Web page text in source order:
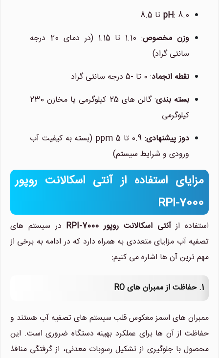
pH: 8.0 تا 8.5
وزن مخصوص
: 1.10 تا 1.15 (در دمای 20 درجه
سانتی گراد)
نقطه انجماد: 0 تا -5 درجه سانتی گراد
بسته بندی
: گالن های 25 کیلوگرمی یا مخازن 230
کیلوگرمی
دوز پیشنهادی
: 0.9 تا 5 ppm (بسته به کیفیت آب
ورودی و شرایط سیستم)
مزایای استفاده از آنتی اسکالانت روپور
RPI-7000
استفاده ازآنتی اسکالانت روپور RPI-7000
در سیستم های
تصفیه آب مزایای متعددی به همراه دارد که در ادامه به برخی از
مهم ترین آن ها اشاره می کنیم:
1. حفاظت از ممبران های RO
ممبران های اسمز معکوس قلب سیستم های تصفیه آب هستند و
حفاظت از آن ها برای عملکرد بهینه دستگاه ضروری است. این
محصول با جلوگیری از تشکیل رسوبات معدنی، از گرفتگی منافذ
معمولا در لحظه پاسخگوی شما
هستیم.